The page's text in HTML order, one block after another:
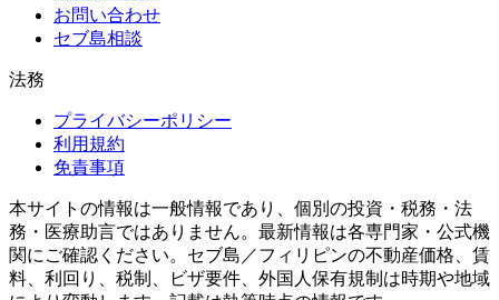
お問い合わせ
セブ島相談
法務
プライバシーポリシー
利用規約
免責事項
本サイトの情報は一般情報であり、個別の投資・税務・法
務・医療助言ではありません。最新情報は各専門家・公式機
関にご確認ください。セブ島／フィリピンの不動産価格、賃
料、利回り、税制、ビザ要件、外国人保有規制は時期や地域